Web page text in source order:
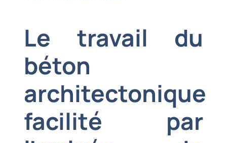
Le travail du
béton
architectonique
facilité par